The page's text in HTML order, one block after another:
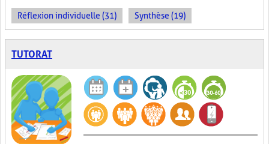
Réflexion individuelle (31) Synthèse (19)
TUTORAT